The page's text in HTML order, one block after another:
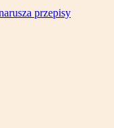
przepisy